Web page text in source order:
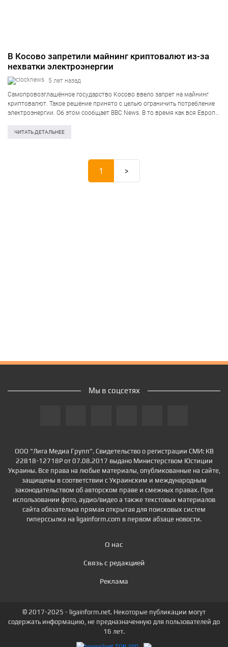
В Косово запретили майнинг криптовалют из-за
нехватки электроэнергии
5 лет назад
Самопровозглашённое государство Косово ввело запрет на майнинг
криптовалют. Такое решение принято с целью ограничить потребление
электроэнергии. Об этом сообщает BBC News. В то время как вся Европа
отключают электричество из-за нехватки электроэнергии….
ЧИТАТЬ ДЕТАЛЬНЕЕ
1 >
ООО "Лига Медиа Групп". Свидетельство о регистрации СМИ: КВ
22818-12718Р от 07.08.2017 выдано Министерством Юстиции
Украины. Все права на любые материалы, опубликованные на сайте,
защищены в соответствии с Украинским и международным
законодательством об авторском праве и смежных правах. При
использовании фото, аудио/видео а также текстовых материалов
сайта обязательна прямая открытая для поисковых систем
гиперссылка на ligainform.com в первом абзаце новости.
О нас
Связь с редакцией
Реклама
Мы в соцсетях
© 2017-2025 - ligainform.net. Некоторые публикации могут
содержать информацию, не предназначенную для пользователей до
16 лет.